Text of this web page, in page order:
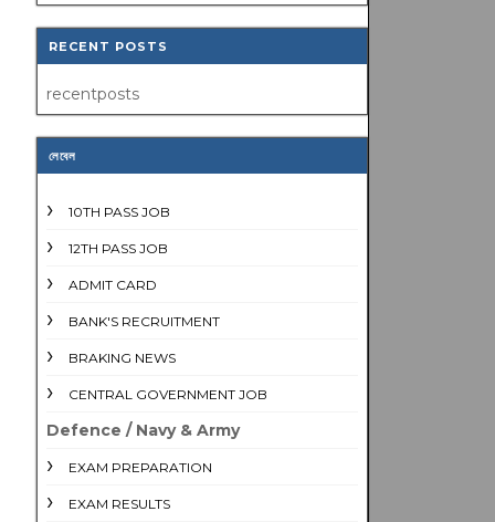
RECENT POSTS
recentposts
লেবেল
10TH PASS JOB
12TH PASS JOB
ADMIT CARD
BANK'S RECRUITMENT
BRAKING NEWS
CENTRAL GOVERNMENT JOB
Defence / Navy & Army
EXAM PREPARATION
EXAM RESULTS